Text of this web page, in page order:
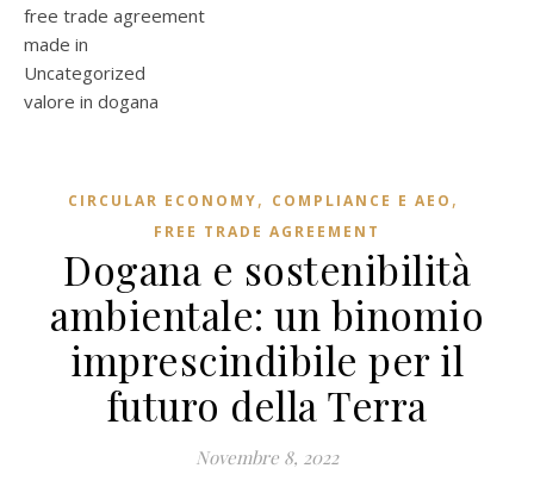
free trade agreement
made in
Uncategorized
valore in dogana
CIRCULAR ECONOMY, COMPLIANCE E AEO ,
FREE TRADE AGREEMENT
Dogana e sostenibilità
ambientale: un binomio
imprescindibile per il
futuro della Terra
Novembre 8, 2022